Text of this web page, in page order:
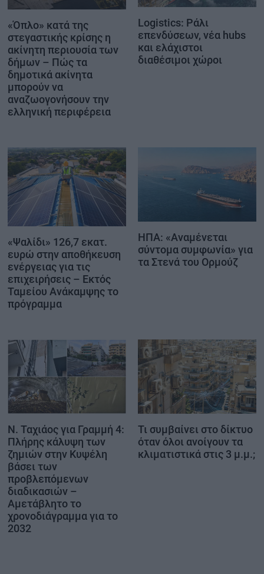
«Όπλο» κατά της
στεγαστικής κρίσης η
ακίνητη περιουσία των
δήμων – Πώς τα
δημοτικά ακίνητα
μπορούν να
αναζωογονήσουν την
ελληνική περιφέρεια
Logistics: Ράλι
επενδύσεων, νέα hubs
και ελάχιστοι
διαθέσιμοι χώροι
«Ψαλίδι» 126,7 εκατ.
ευρώ στην αποθήκευση
ενέργειας για τις
επιχειρήσεις – Εκτός
Ταμείου Ανάκαμψης το
πρόγραμμα
ΗΠΑ: «Αναμένεται
σύντομα συμφωνία» για
τα Στενά του Ορμούζ
Ν. Ταχιάος για Γραμμή 4:
Πλήρης κάλυψη των
ζημιών στην Κυψέλη
βάσει των
προβλεπόμενων
διαδικασιών –
Αμετάβλητο το
χρονοδιάγραμμα για το
2032
Τι συμβαίνει στο δίκτυο
όταν όλοι ανοίγουν τα
κλιματιστικά στις 3 μ.μ.;